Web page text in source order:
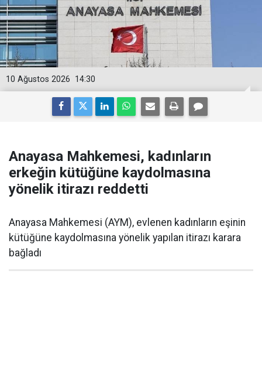
14:30
10 Ağustos 2026
Anayasa Mahkemesi, kadınların
erkeğin kütüğüne kaydolmasına
yönelik itirazı reddetti
Anayasa Mahkemesi (AYM), evlenen kadınların eşinin
kütüğüne kaydolmasına yönelik yapılan itirazı karara
bağladı